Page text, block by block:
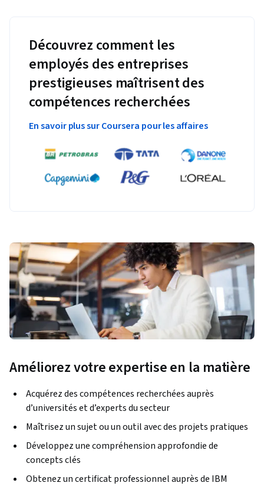
Découvrez comment les
employés des entreprises
prestigieuses maîtrisent des
compétences recherchées
En savoir plus sur Coursera pour les affaires
Améliorez votre expertise en la matière
Acquérez des compétences recherchées auprès
d’universités et d’experts du secteur
Maîtrisez un sujet ou un outil avec des projets pratiques
Développez une compréhension approfondie de
concepts clés
Obtenez un certificat professionnel auprès de IBM